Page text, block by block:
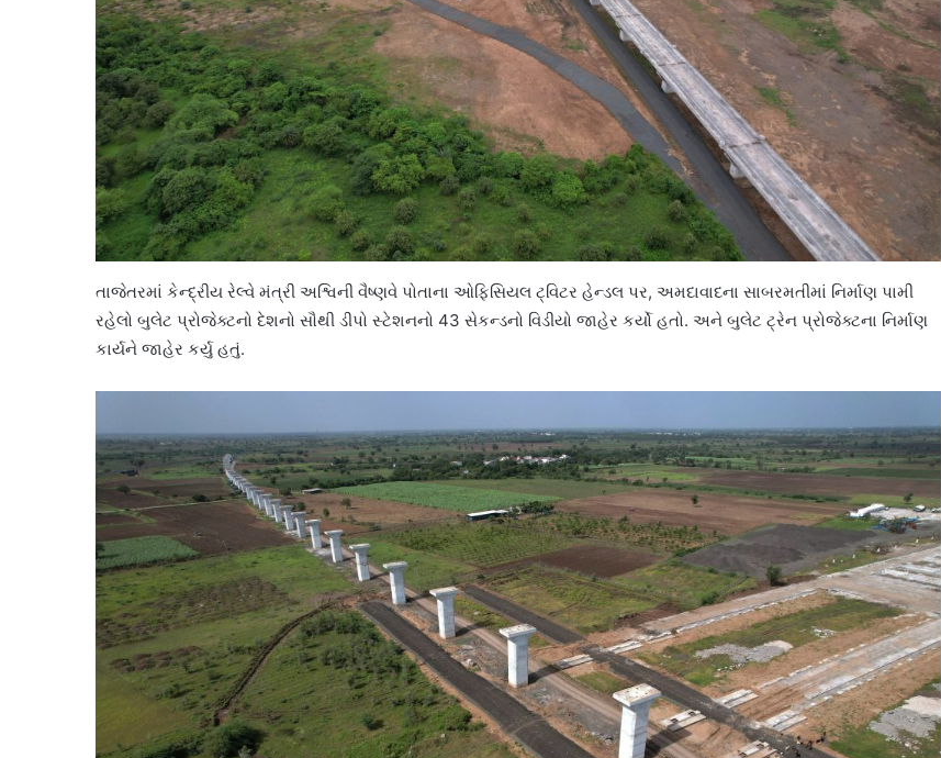
તાજેતરમાં કેન્દ્રીય રેલ્વે મંત્રી અશ્વિની વૈષ્ણવે પોતાના ઓફિસિયલ ટ્વિટર હેન્ડલ પર, અમદાવાદના સાબરમતીમાં નિર્માણ પામી
રહેલો બુલેટ પ્રોજેક્ટનો દેશનો સૌથી ડીપો સ્ટેશનનો 43 સેકન્ડનો વિડીયો જાહેર કર્યો હતો. અને બુલેટ ટ્રેન પ્રોજેક્ટના નિર્માણ
કાર્યને જાહેર કર્યુ હતું.